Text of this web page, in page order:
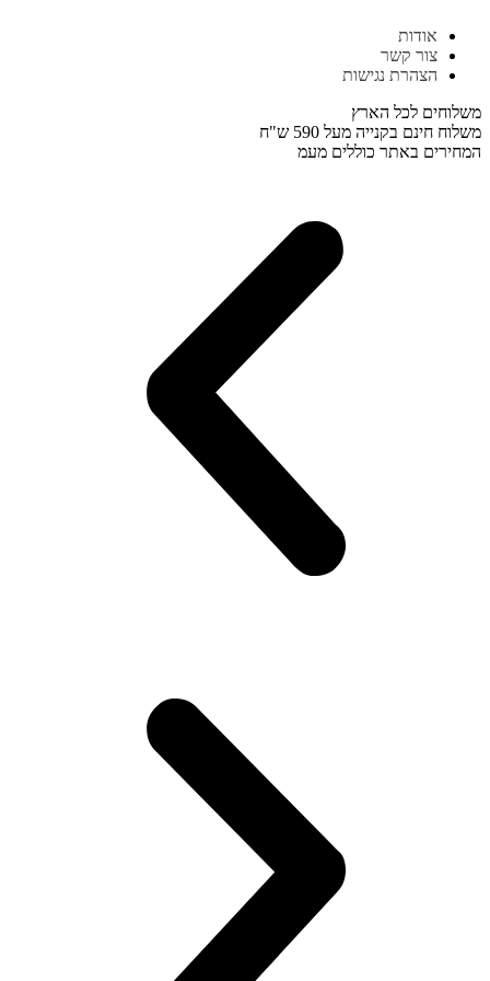
לתוכן
אודות
צור קשר
הצהרת נגישות
משלוחים לכל הארץ
משלוח חינם בקנייה מעל 590 ש"ח
המחירים באתר כוללים מעמ